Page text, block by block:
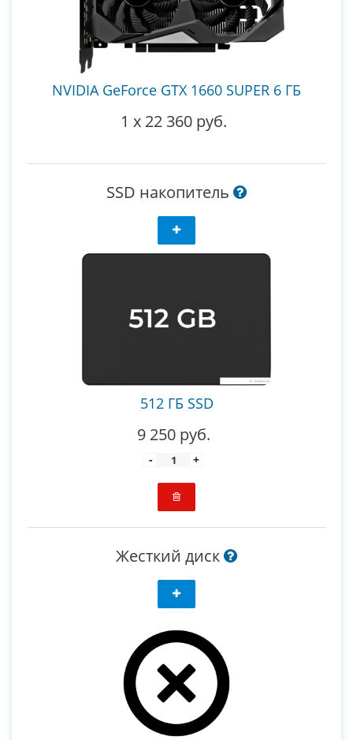
NVIDIA GeForce GTX 1660 SUPER 6 ГБ
1 x 22 360 руб.
SSD накопитель
512 ГБ SSD
9 250 руб.
- +
Жесткий диск